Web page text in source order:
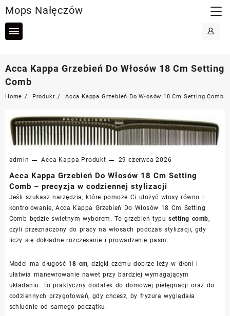
to
content
Mops Nałęczów
Acca Kappa Grzebień Do Włosów 18 Cm Setting
Comb
Home Produkt Acca Kappa Grzebień Do Włosów 18 Cm Setting Comb
admin Acca Kappa Produkt 29 czerwca 2026
Acca Kappa Grzebień Do Włosów 18 Cm Setting
Comb – precyzja w codziennej stylizacji
Jeśli szukasz narzędzia, które pomoże Ci ułożyć włosy równo i
kontrolowanie, Acca Kappa Grzebień Do Włosów 18 Cm Setting
Comb będzie świetnym wyborem. To grzebień typusetting comb,
czyli przeznaczony do pracy na włosach podczas stylizacji, gdy
liczy się dokładne rozczesanie i prowadzenie pasm.
Model ma długość 18 cm, dzięki czemu dobrze leży w dłoni i
ułatwia manewrowanie nawet przy bardziej wymagającym
układaniu. To praktyczny dodatek do domowej pielęgnacji oraz do
codziennych przygotowań, gdy chcesz, by fryzura wyglądała
schludnie od samego początku.